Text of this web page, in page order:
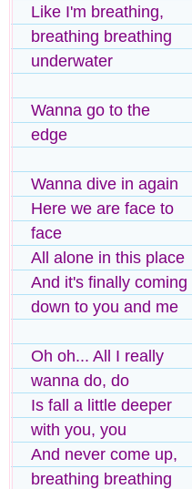
Like I'm breathing,
breathing breathing
underwater
Wanna go to the
edge
Wanna dive in again
Here we are face to
face
All alone in this place
And it's finally coming
down to you and me
Oh oh... All I really
wanna do, do
Is fall a little deeper
with you, you
And never come up,
breathing breathing